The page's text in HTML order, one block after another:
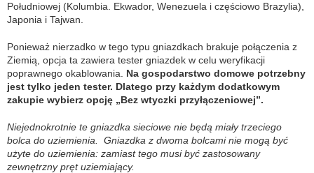
Południowej (Kolumbia. Ekwador, Wenezuela i częściowo Brazylia),
Japonia i Tajwan.
Ponieważ nierzadko w tego typu gniazdkach brakuje połączenia z
Ziemią, opcja ta zawiera tester gniazdek w celu weryfikacji
poprawnego okablowania. Na gospodarstwo domowe potrzebny
jest tylko jeden tester. Dlatego przy każdym dodatkowym
zakupie wybierz opcję „Bez wtyczki przyłączeniowej”.
Niejednokrotnie te gniazdka sieciowe nie będą miały trzeciego
bolca do uziemienia. Gniazdka z dwoma bolcami nie mogą być
użyte do uziemienia: zamiast tego musi być zastosowany
zewnętrzny pręt uziemiający.